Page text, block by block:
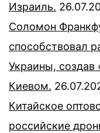
Израиль.
Соломон
способствовал
Украины,
Киевом.
Китайское
российские